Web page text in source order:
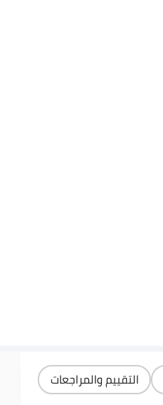
التقييم والمراجعات